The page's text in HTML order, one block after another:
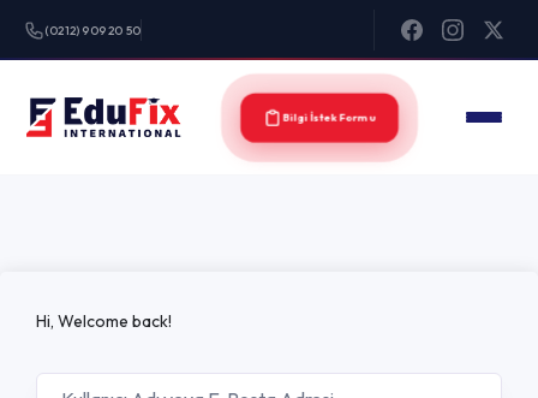
(0212) 909 20 50
Bilgi İstek Formu
Hi, Welcome back!